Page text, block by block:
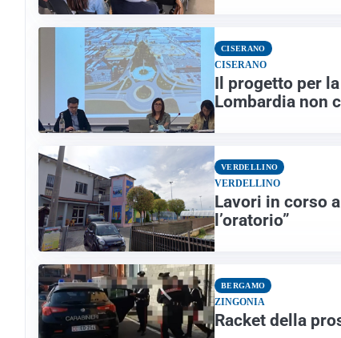
CISERANO
CISERANO
Il progetto per
Lombardia non
VERDELLINO
VERDELLINO
Lavori in corso
l’oratorio”
BERGAMO
ZINGONIA
Racket della